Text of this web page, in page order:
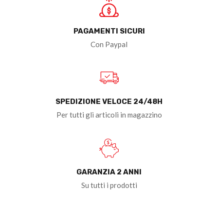
PAGAMENTI SICURI
Con Paypal
SPEDIZIONE VELOCE 24/48H
Per tutti gli articoli in magazzino
GARANZIA 2 ANNI
Su tutti i prodotti